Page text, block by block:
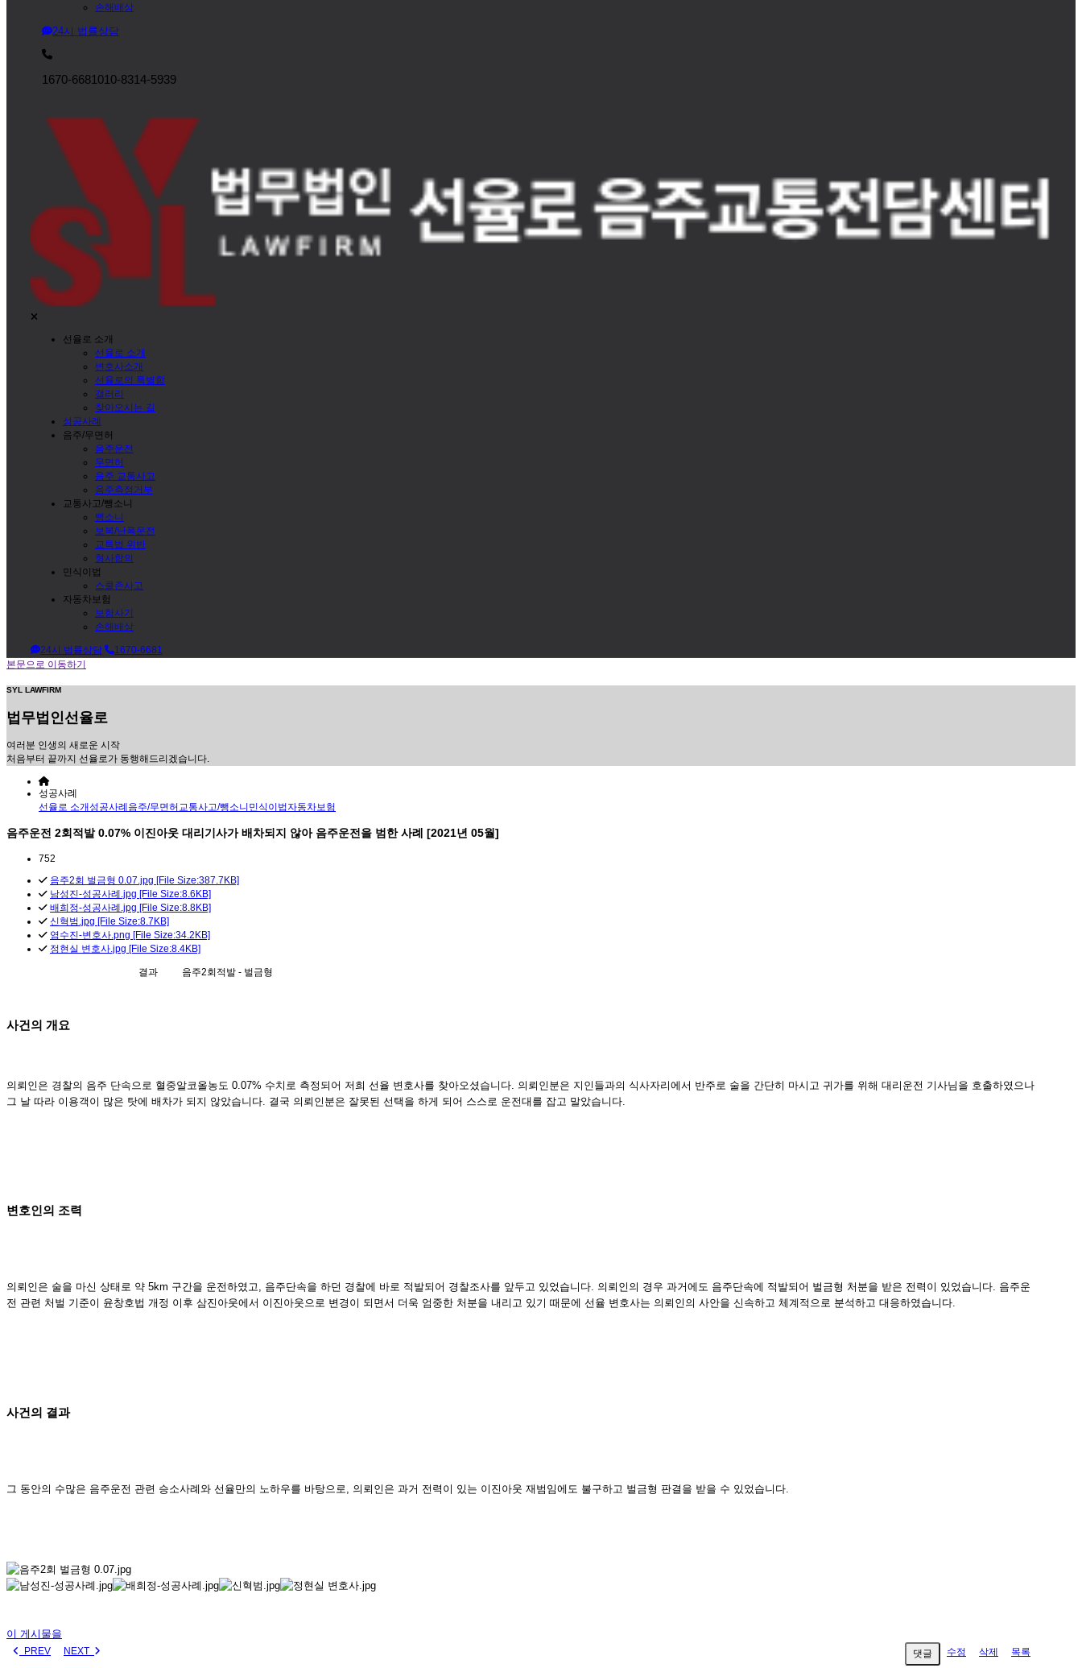
손해배상
24시 법률상담
1670-6681 010-8314-5939
선율로 소개
선율로 소개
변호사소개
선율로의 특별함
갤러리
찾아오시는 길
성공사례
음주/무면허
음주운전
무면허
음주 교통사고
음주측정거부
교통사고/뺑소니
뺑소니
보복/난폭운전
교특법 위반
형사합의
민식이법
스쿨존사고
자동차보험
보험사기
손해배상
24시 법률상담
1670-6681
본문으로 이동하기
SYL LAWFIRM
법무법인선율로
여러분 인생의 새로운 시작
처음부터 끝까지 선율로가 동행해드리겠습니다.
성공사례
선율로 소개성공사례 음주/무면허 교통사고/뺑소니 민식이법자동차보험
음주운전 2회적발 0.07% 이진아웃 대리기사가 배차되지 않아 음주운전을 범한 사례 [2021년 05월]
752
음주2회 벌금형 0.07.jpg [File Size:387.7KB]
남성진-성공사례.jpg [File Size:8.6KB]
배희정-성공사례.jpg [File Size:8.8KB]
신혁범.jpg [File Size:8.7KB]
염수진-변호사.png [File Size:34.2KB]
정현실 변호사.jpg [File Size:8.4KB]
결과 음주2회적발 - 벌금형
사건의 개요
의뢰인은 경찰의 음주 단속으로 혈중알코올농도 0.07% 수치로 측정되어 저희 선율 변호사를 찾아오셨습니다. 의뢰인분은 지인들과의 식사자리에서 반주로 술을 간단히 마시고 귀가를 위해 대리운전 기사님을 호출하였으나
그 날 따라 이용객이 많은 탓에 배차가 되지 않았습니다. 결국 의뢰인분은 잘못된 선택을 하게 되어 스스로 운전대를 잡고 말았습니다.
변호인의 조력
의뢰인은 술을 마신 상태로 약 5km 구간을 운전하였고, 음주단속을 하던 경찰에 바로 적발되어 경찰조사를 앞두고 있었습니다. 의뢰인의 경우 과거에도 음주단속에 적발되어 벌금형 처분을 받은 전력이 있었습니다. 음주운
전 관련 처벌 기준이 윤창호법 개정 이후 삼진아웃에서 이진아웃으로 변경이 되면서 더욱 엄중한 처분을 내리고 있기 때문에 선율 변호사는 의뢰인의 사안을 신속하고 체계적으로 분석하고 대응하였습니다.
사건의 결과
그 동안의 수많은 음주운전 관련 승소사례와 선율만의 노하우를 바탕으로, 의뢰인은 과거 전력이 있는 이진아웃 재범임에도 불구하고 벌금형 판결을 받을 수 있었습니다.
이 게시물을
PREV NEXT 댓글 수정 삭제 목록